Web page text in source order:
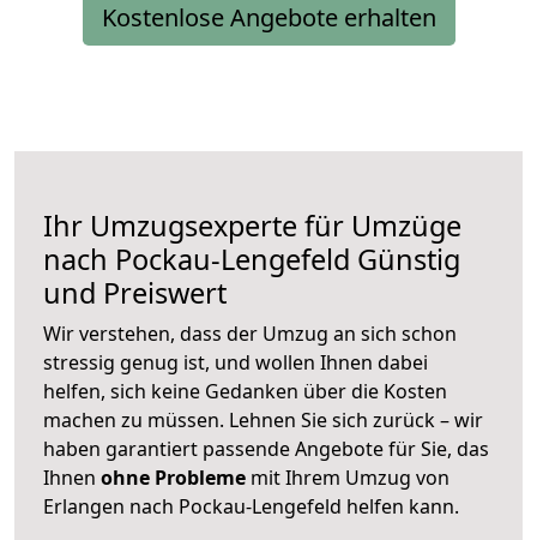
Kostenlose Angebote erhalten
Ihr Umzugsexperte für Umzüge
nach Pockau-Lengefeld Günstig
und Preiswert
Wir verstehen, dass der Umzug an sich schon
stressig genug ist, und wollen Ihnen dabei
helfen, sich keine Gedanken über die Kosten
machen zu müssen. Lehnen Sie sich zurück – wir
haben garantiert passende Angebote für Sie, das
Ihnen ohne Probleme mit Ihrem Umzug von
Erlangen nach Pockau-Lengefeld helfen kann.